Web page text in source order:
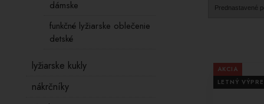
svoje
AKCIA
LETNÝ
dámske
funkčné lyžiarske oblečenie
detské
lyžiarske kukly
nákrčníky